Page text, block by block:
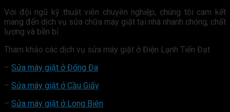
Với đội ngũ kỹ thuật viên chuyên nghiệp, chúng tôi cam kết
mang đến dịch vụ sửa chữa máy giặt tại nhà nhanh chóng, chất
lượng và bền bỉ
Tham khảo các dịch vụ sửa máy giặt ở Điện Lạnh Tiến Đạt
– Sửa máy giặt ở Đống Đa
– Sửa máy giặt ở Cầu Giấy
– Sửa máy giặt ở Long Biên